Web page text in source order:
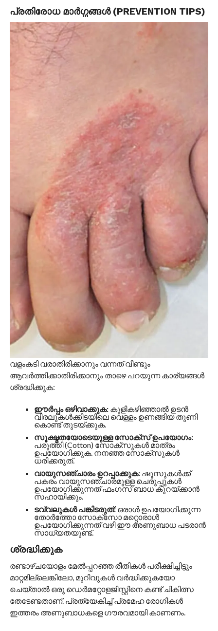
പ്രതിരോധ മാർഗ്ഗങ്ങൾ (PREVENTION TIPS)
വളംകടി വരാതിരിക്കാനും വന്നത് വീണ്ടും
ആവർത്തിക്കാതിരിക്കാനും താഴെ പറയുന്ന കാര്യങ്ങൾ
ശ്രദ്ധിക്കുക:
ഈർപ്പം ഒഴിവാക്കുക:കുളികഴിഞ്ഞാൽ ഉടൻ
വിരലുകൾക്കിടയിലെ വെള്ളം ഉണങ്ങിയ തുണി
കൊണ്ട് തുടയ്ക്കുക.
സൂക്ഷ്മതയോടെയുള്ള സോക്സ് ഉപയോഗം:
പരുത്തി (Cotton) സോക്സുകൾ മാത്രം
ഉപയോഗിക്കുക. നനഞ്ഞ സോക്സുകൾ
ധരിക്കരുത്.
വായുസഞ്ചാരം ഉറപ്പാക്കുക:ഷൂസുകൾക്ക്
പകരം വായുസഞ്ചാരമുള്ള ചെരുപ്പുകൾ
ഉപയോഗിക്കുന്നത് ഫംഗസ് ബാധ കുറയ്ക്കാൻ
സഹായിക്കും.
ടവ്വലുകൾ പങ്കിടരുത്:ഒരാൾ ഉപയോഗിക്കുന്ന
തോർത്തോ സോക്സോ മറ്റൊരാൾ
ഉപയോഗിക്കുന്നത് വഴി ഈ അണുബാധ പടരാൻ
സാധ്യതയുണ്ട്.
ശ്രദ്ധിക്കുക
രണ്ടാഴ്ചയോളം മേൽപ്പറഞ്ഞ രീതികൾ പരീക്ഷിച്ചിട്ടും
മാറ്റമില്ലെങ്കിലോ, മുറിവുകൾ വർദ്ധിക്കുകയോ
ചെയ്താൽ ഒരു ഡെർമറ്റോളജിസ്റ്റിനെ കണ്ട് ചികിത്സ
തേടേണ്ടതാണ്. പ്രത്യേകിച്ച് പ്രമേഹ രോഗികൾ
ഇത്തരം അണുബാധകളെ ഗൗരവമായി കാണണം.